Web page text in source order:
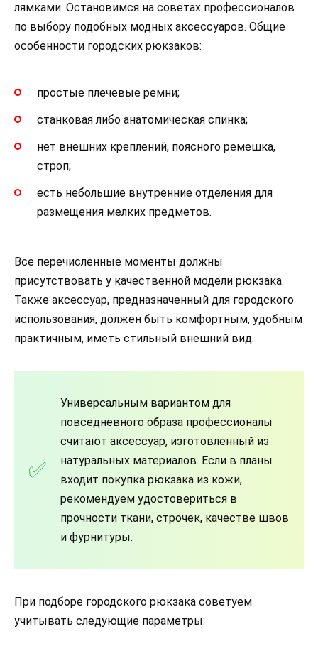
лямками. Остановимся на советах профессионалов
по выбору подобных модных аксессуаров. Общие
особенности городских рюкзаков:
простые плечевые ремни;
станковая либо анатомическая спинка;
нет внешних креплений, поясного ремешка,
строп;
есть небольшие внутренние отделения для
размещения мелких предметов.
Все перечисленные моменты должны
присутствовать у качественной модели рюкзака.
Также аксессуар, предназначенный для городского
использования, должен быть комфортным, удобным
практичным, иметь стильный внешний вид.
Универсальным вариантом для
повседневного образа профессионалы
считают аксессуар, изготовленный из
натуральных материалов. Если в планы
входит покупка рюкзака из кожи,
рекомендуем удостовериться в
прочности ткани, строчек, качестве швов
и фурнитуры.
При подборе городского рюкзака советуем
учитывать следующие параметры: